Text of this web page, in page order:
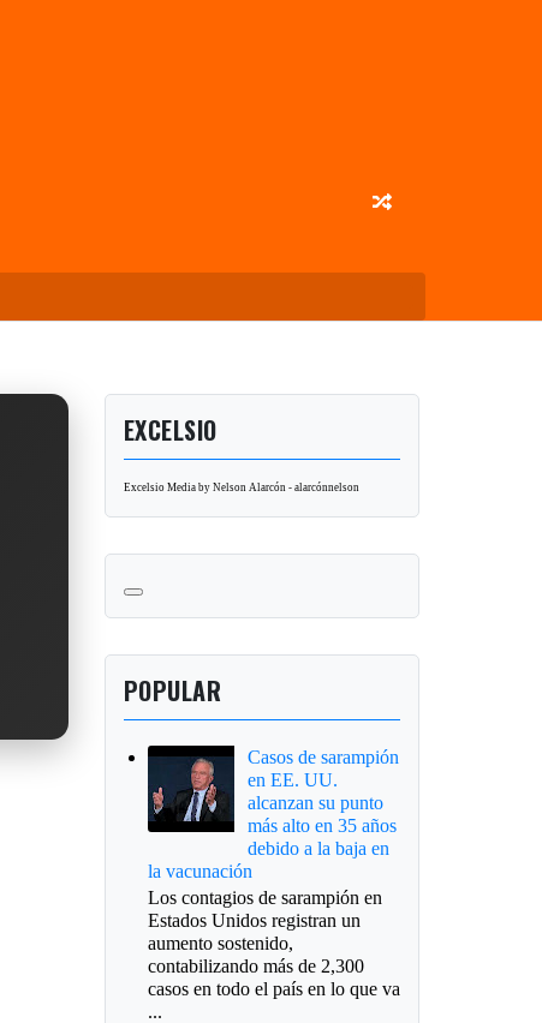
EXCELSIO
Excelsio Media by Nelson Alarcón - alarcónnelson
POPULAR
Casos de sarampión
en EE. UU.
alcanzan su punto
más alto en 35 años
debido a la baja en
la vacunación
Los contagios de sarampión en
Estados Unidos registran un
aumento sostenido,
contabilizando más de 2,300
casos en todo el país en lo que va
...